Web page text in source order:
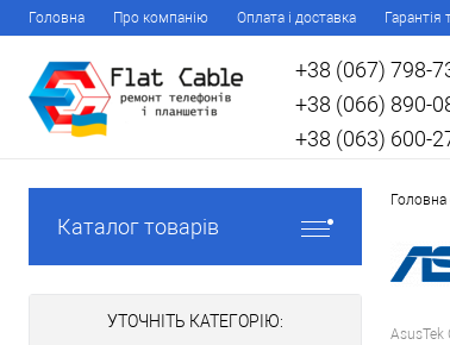
Головна Про компанію Оплата і доставка Гарантія
+38 (067) 798-
+38 (066) 890-
+38 (063) 600-
Каталог товарів
УТОЧНІТЬ КАТЕГОРІЮ:
Головна
AsusTek